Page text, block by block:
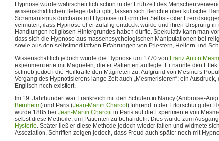
Hypnose wurde wahrscheinlich schon in der Frühzeit des Menschen
wissenschaftlichen Belege dafür gibt, lassen sich Berichte über kultische
Schamanismus durchaus mit Hypnose in Form der Selbst- oder
vermuten, dass Hypnose eher zufällig entdeckt wurde und ihren Ursprung
Handlungen religiösen Hintergrundes haben dürfte. Spekulativ kann man
dass sich die Hypnose aus massenpsychologischen Manipulationen bei
sowie aus den selbstmeditativen Erfahrungen von Priestern, Heilern und
Wissenschaftlich jedoch wurde die Hypnose um 1770 von Franz Anton
experimentierte mit Magneten, die er Patienten auflegte. Er nannte den
schrieb jedoch die Heilkräfte den Magneten zu. Aufgrund von Mesmers
Vorgang des Hypnotisierens lange Zeit auch „Mesmerisieren“; ein
Englisch noch existiert.
Im 19. Jahrhundert war Frankreich mit den Schulen in Nancy (Ambroise-
Bernheim) und Paris (Jean-Martin Charcot) führend in der Erforschung der
wurde 1885 bei Jean-Martin Charcotin Paris auf die Experimente von
selbst diese Methode, um Patienten zu behandeln. Dies wurde zum
Hysterie. Später ließ er diese Methode jedoch wieder fallen und widmete
Assoziation. Schriften zeigen jedoch, dass Freud auch später noch mit